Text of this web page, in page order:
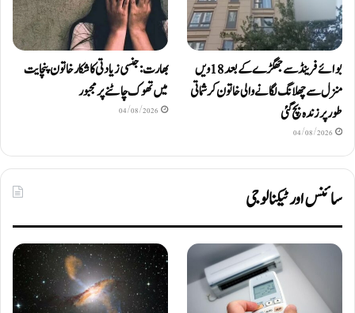
بوائے فرینڈ سے جھگڑے کے بعد 18 ویں
منزل سے چھلانگ لگانے والی خاتون کرشماتی
طور پر زندہ بچ گئی
04/08/2026
بھارت: جنسی زیادتی کا شکار خاتون پنچایت
میں تھوک چاٹنے پر مجبور
04/08/2026
سائنس اور ٹیکنالوجی